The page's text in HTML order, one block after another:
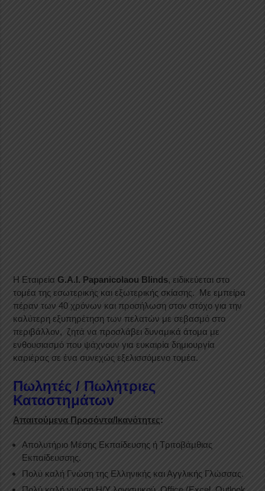
Η ΕταιρείαG.A.I. Papanicolaou Blinds, ειδικεύεται στο
τομέα της εσωτερικής και εξωτερικής σκίασης. Με εμπείρα
πέραν των 40 χρόνων και προσήλωση στον στόχο για την
καλύτερη εξυπηρέτηση των πελατών με σεβασμό στο
περιβάλλον, ζητά να προσλάβει δυναμικά άτομα με
ενθουσιασμό που ψάχνουν για ευκαιρία δημιουργία
καριέρας σε ένα συνεχώς εξελισσόμενο τομέα.
Πωλητές / Πωλήτριες
Καταστημάτων
Απαιτούμενα Προσόντα/Ικανότητες:
Απολυτήριο Μέσης Εκπαίδευσης ή Τριτοβάμθιας
Εκπαίδευσσης.
Πολύ καλή Γνώση της Ελληνικής και Αγγλικής Γλώσσας.